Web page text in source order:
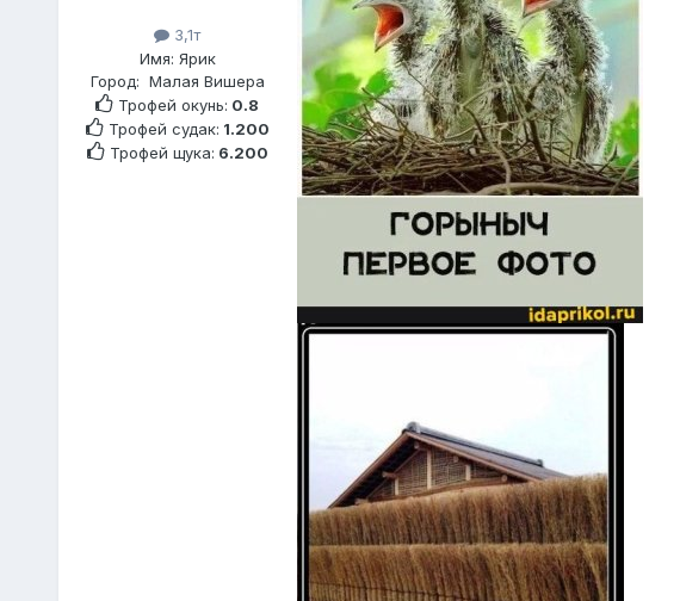
3,1т
Имя: Ярик
Город: Малая Вишера
Трофей окунь: 0.8
Трофей судак: 1.200
Трофей щука: 6.200